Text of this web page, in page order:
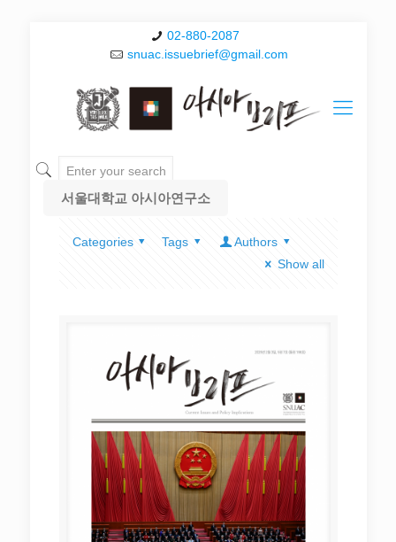
02-880-2087
snuac.issuebrief@gmail.com
서울대학교 아시아연구소
Categories Tags
Authors
Show all